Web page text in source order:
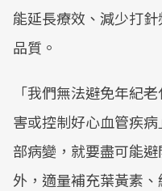
能延長療效、減少打
品質。
「我們無法避免年紀
害或控制好心血管疾
部病變，就要盡可能
外，適量補充葉黃素